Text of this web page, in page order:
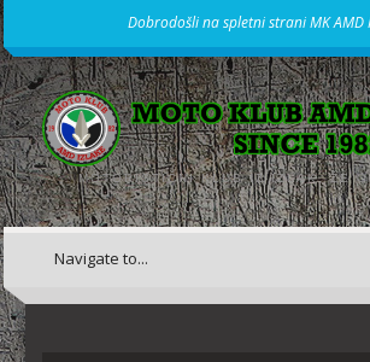
Dobrodošli na spletni strani MK AMD
MOTORISTIČNI KLUB IZ IZLAK, ŽE